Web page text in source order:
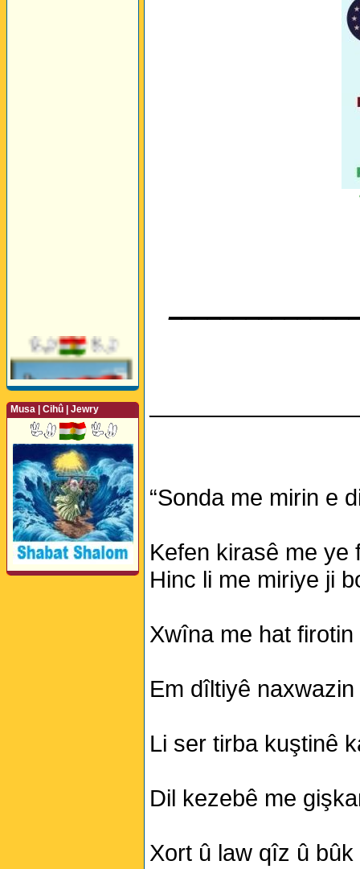
Musa | Cihû | Jewry
“Sonda me mirin e
Kefen kirasê me ye
Hinc li me miriye ji
Xwîna me hat
Em dîltiyê
Li ser tirba kuştinê
Dil kezebê me
Xort û law qîz û